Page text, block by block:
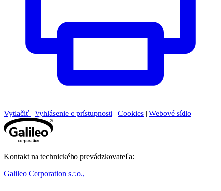
Vytlačiť | Vyhlásenie o prístupnosti | Cookies | Webové sídlo
Kontakt na technického prevádzkovateľa:
Galileo Corporation s.r.o.,